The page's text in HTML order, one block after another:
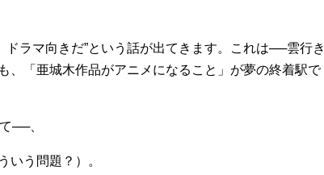
ドラマ向きだ という話が出てきます。これは──雲行き
、「亜城木作品がアニメになること」が夢の終着駅で
──、
いう問題？）。